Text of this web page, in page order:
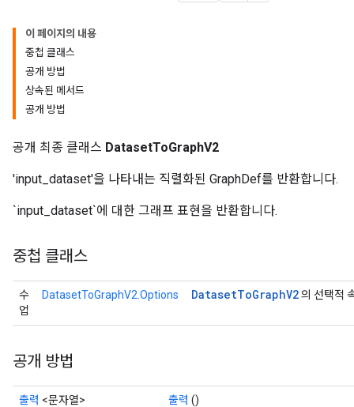
이 페이지의 내용
중첩 클래스
공개 방법
상속된 메서드
공개 방법
공개 최종 클래스 DatasetToGraphV2
'input_dataset'을 나타내는 직렬화된 GraphDef를 반환합니다.
`input_dataset`에 대한 그래프 표현을 반환합니다.
중첩 클래스
수
업
DatasetToGraphV2.Options DatasetToGraphV2의 선택적
공개 방법
출력 <문자열> 출력 ()